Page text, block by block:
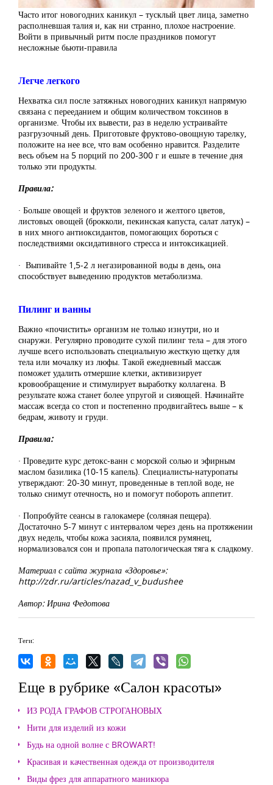
Часто итог новогодних каникул – тусклый цвет лица, заметно
располневшая талия и, как ни странно, плохое настроение.
Войти в привычный ритм после праздников помогут
несложные бьюти-правила
Легче легкого
Нехватка сил после затяжных новогодних каникул напрямую
связана с перееданием и общим количеством токсинов в
организме. Чтобы их вывести, раз в неделю устраивайте
разгрузочный день. Приготовьте фруктово-овощную тарелку,
положите на нее все, что вам особенно нравится. Разделите
весь объем на 5 порций по 200-300 г и ешьте в течение дня
только эти продукты.
Правила:
· Больше овощей и фруктов зеленого и желтого цветов,
листовых овощей (брокколи, пекинская капуста, салат латук) –
в них много антиоксидантов, помогающих бороться с
последствиями оксидативного стресса и интоксикацией.
· Выпивайте 1,5-2 л негазированной воды в день, она
способствует выведению продуктов метаболизма.
Пилинг и ванны
Важно «почистить» организм не только изнутри, но и
снаружи. Регулярно проводите сухой пилинг тела – для этого
лучше всего использовать специальную жесткую щетку для
тела или мочалку из люфы. Такой ежедневный массаж
поможет удалить отмершие клетки, активизирует
кровообращение и стимулирует выработку коллагена. В
результате кожа станет более упругой и сияющей. Начинайте
массаж всегда со стоп и постепенно продвигайтесь выше – к
бедрам, животу и груди.
Правила:
· Проведите курс детокс-ванн с морской солью и эфирным
маслом базилика (10-15 капель). Специалисты-натуропаты
утверждают: 20-30 минут, проведенные в теплой воде, не
только снимут отечность, но и помогут побороть аппетит.
· Попробуйте сеансы в галокамере (соляная пещера).
Достаточно 5-7 минут с интервалом через день на протяжении
двух недель, чтобы кожа засияла, появился румянец,
нормализовался сон и пропала патологическая тяга к сладкому.
Материал с сайта журнала «Здоровье»:
http://zdr.ru/articles/nazad_v_budushee
Автор: Ирина Федотова
Теги:
Еще в рубрике «Салон красоты»
ИЗ РОДА ГРАФОВ СТРОГАНОВЫХ
Нити для изделий из кожи
Будь на одной волне с BROWART!
Красивая и качественная одежда от производителя
Виды фрез для аппаратного маникюра